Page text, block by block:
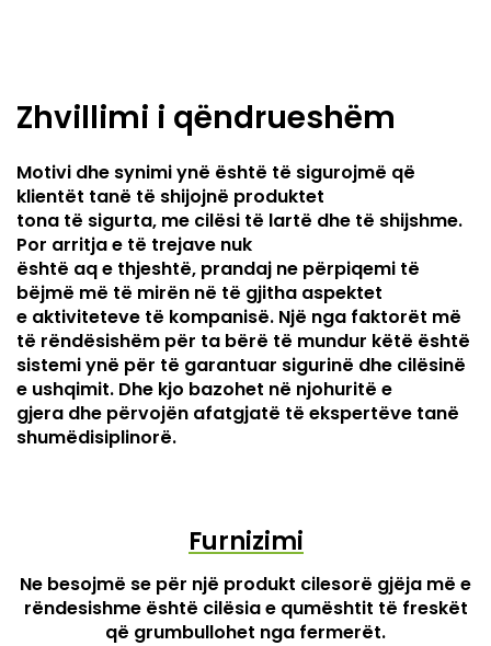
Zhvillimi i qëndrueshëm
Motivi dhe synimi ynë është të sigurojmë që
klientët tanë të shijojnë produktet
tona të sigurta, me cilësi të lartë dhe të shijshme.
Por arritja e të trejave nuk
është aq e thjeshtë, prandaj ne përpiqemi të
bëjmë më të mirën në të gjitha aspektet
e aktiviteteve të kompanisë. Një nga faktorët më
të rëndësishëm për ta bërë të mundur këtë është
sistemi ynë për të garantuar sigurinë dhe cilësinë
e ushqimit. Dhe kjo bazohet në njohuritë e
gjera dhe përvojën afatgjatë të ekspertëve tanë
shumëdisiplinorë.
Furnizimi
Ne besojmë se për një produkt cilesorë gjëja më e
rëndesishme është cilësia e qumështit të freskët
që grumbullohet nga fermerët.